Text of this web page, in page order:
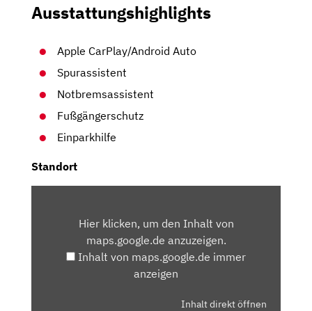
Ausstattungshighlights
Apple CarPlay/Android Auto
Spurassistent
Notbremsassistent
Fußgängerschutz
Einparkhilfe
Standort
MAPS.GOOGLE.DEHier klicken, um den Inhalt von
maps.google.de anzuzeigen.
Inhalt von maps.google.de immer
anzeigen
Inhalt direkt öffnen